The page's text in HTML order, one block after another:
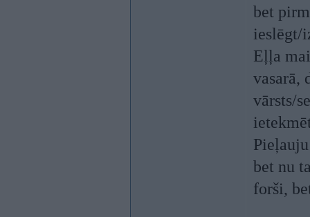
bet
ieslēgt/
Eļļa
vasarā,
vārsts/
bet nu
forši,